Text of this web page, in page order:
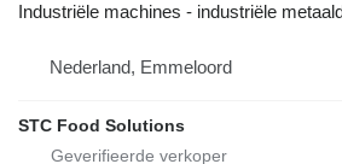
Industriële machines - industriële
Nederland, Emmeloord
STC Food Solutions